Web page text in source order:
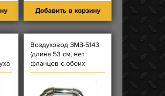
Добавить в корзину
Воздуховод ЗМЗ-5143
(длина 53 см, нет
фланцев с обеих
сторон, загнут на 45